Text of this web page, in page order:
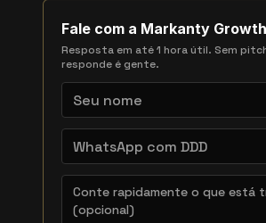
Fale com a Markanty Growth
Resposta em até 1 hora útil. Sem
responde é gente.